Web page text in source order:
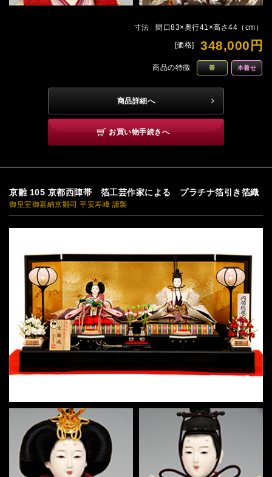
寸法 間口83×奥行41×高さ44（cm）
[価格] 348,000円
商品の特徴 帯 本着せ
商品詳細へ
お買い物手続きへ
京雛 105 京都西陣帯 箔工芸作家による プラチナ箔引き箔織
御皇室御嘉納京雛司 平安寿峰 謹製